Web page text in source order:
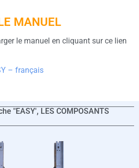
MANUEL
le manuel en cliquant sur ce lien
– français
"EASY', LES COMPOSANTS